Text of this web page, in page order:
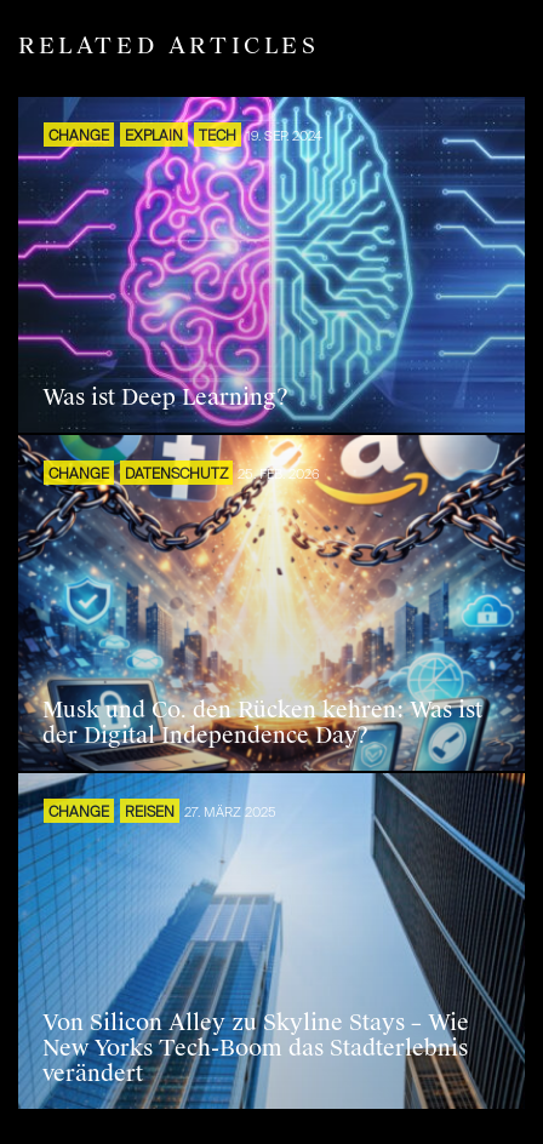
RELATED ARTICLES
CHANGE EXPLAIN TECH 19. SEP. 2024
Was ist Deep Learning?
CHANGE DATENSCHUTZ 25. FEB. 2026
Musk und Co. den Rücken kehren: Was ist
der Digital Independence Day?
CHANGE REISEN 27. MÄRZ 2025
Von Silicon Alley zu Skyline Stays – Wie
New Yorks Tech-Boom das Stadterlebnis
verändert